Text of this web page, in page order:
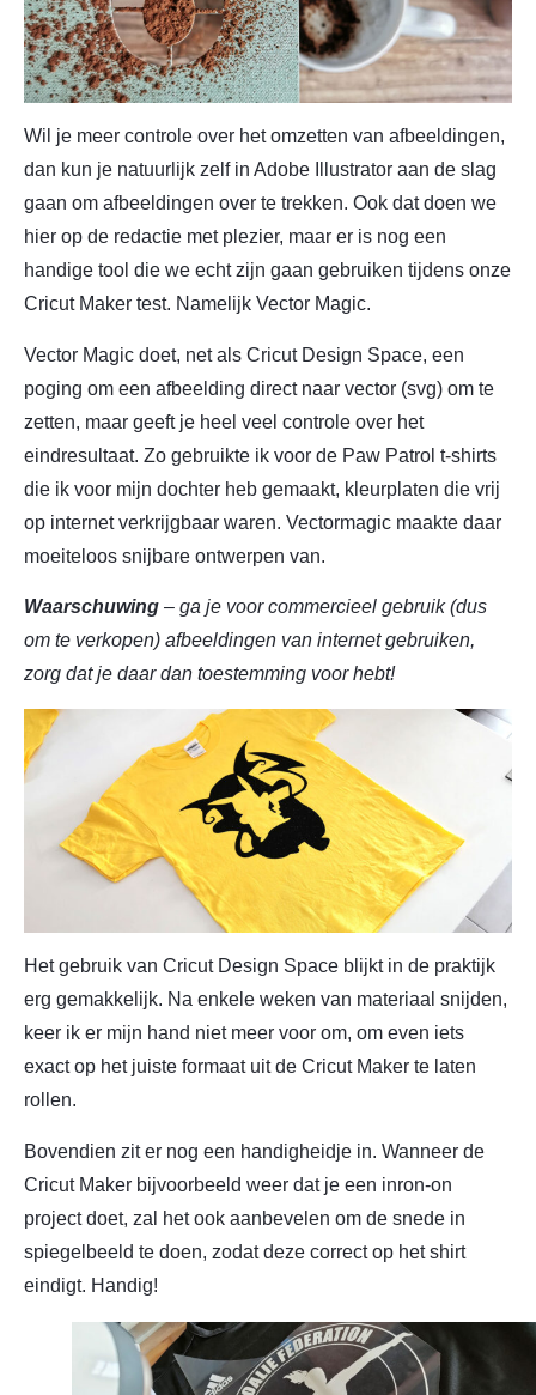
Wil je meer controle over het omzetten van afbeeldingen,
dan kun je natuurlijk zelf in Adobe Illustrator aan de slag
gaan om afbeeldingen over te trekken. Ook dat doen we
hier op de redactie met plezier, maar er is nog een
handige tool die we echt zijn gaan gebruiken tijdens onze
Cricut Maker test. Namelijk Vector Magic.
Vector Magic doet, net als Cricut Design Space, een
poging om een afbeelding direct naar vector (svg) om te
zetten, maar geeft je heel veel controle over het
eindresultaat. Zo gebruikte ik voor de Paw Patrol t-shirts
die ik voor mijn dochter heb gemaakt, kleurplaten die vrij
op internet verkrijgbaar waren. Vectormagic maakte daar
moeiteloos snijbare ontwerpen van.
Waarschuwing – ga je voor commercieel gebruik (dus
om te verkopen) afbeeldingen van internet gebruiken,
zorg dat je daar dan toestemming voor hebt!
Het gebruik van Cricut Design Space blijkt in de praktijk
erg gemakkelijk. Na enkele weken van materiaal snijden,
keer ik er mijn hand niet meer voor om, om even iets
exact op het juiste formaat uit de Cricut Maker te laten
rollen.
Bovendien zit er nog een handigheidje in. Wanneer de
Cricut Maker bijvoorbeeld weer dat je een inron-on
project doet, zal het ook aanbevelen om de snede in
spiegelbeeld te doen, zodat deze correct op het shirt
eindigt. Handig!